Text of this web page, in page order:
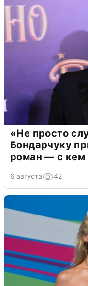
«Не просто
Бондарчуку
роман — с кем
6 августа 42